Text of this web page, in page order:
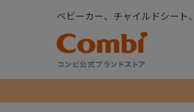
ベビーカー、チャイルドシート